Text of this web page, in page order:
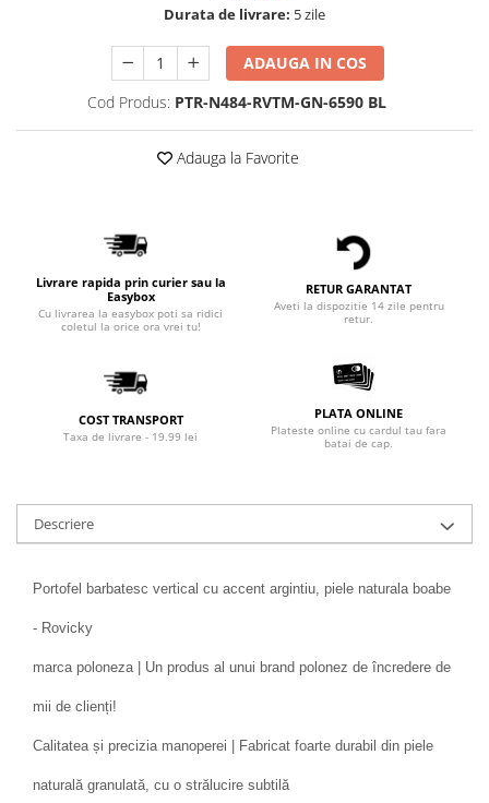
Durata de livrare: 5 zile
ADAUGA IN COS
Cod Produs: PTR-N484-RVTM-GN-6590 BL
Adauga la Favorite
Livrare rapida prin curier sau la
Easybox
Cu livrarea la easybox poti sa ridici
coletul la orice ora vrei tu!
RETUR GARANTAT
Aveti la dispozitie 14 zile pentru
retur.
COST TRANSPORT
Taxa de livrare - 19.99 lei
PLATA ONLINE
Plateste online cu cardul tau fara
batai de cap.
Descriere
Portofel barbatesc vertical cu accent argintiu, piele naturala boabe
- Rovicky
marca poloneza | Un produs al unui brand polonez de încredere de
mii de clienți!
Calitatea și precizia manoperei | Fabricat foarte durabil din piele
naturală granulată, cu o strălucire subtilă